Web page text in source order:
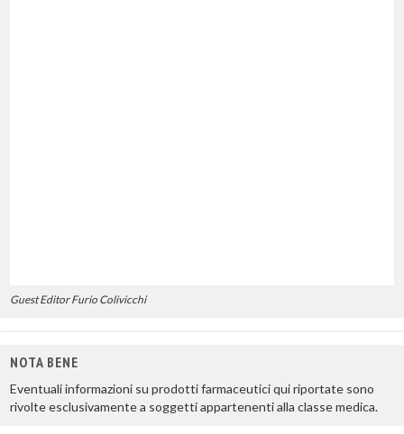
Guest Editor Furio Colivicchi
NOTA BENE
Eventuali informazioni su prodotti farmaceutici qui riportate sono
rivolte esclusivamente a soggetti appartenenti alla classe medica.